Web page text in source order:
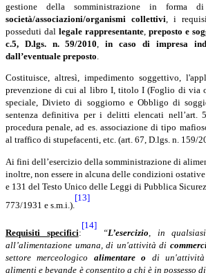
gestione della somministrazione in forma
società/associazioni/organismi collettivi , i
posseduti dal legale rappresentante preposto e
c.5, D.lgs. n. 59/2010 ,in caso di impresa
dall’eventuale preposto
Costituisce, altresì, impedimento soggettivo,
prevenzione di cui al libro I, titolo I (Foglio di via
speciale, Divieto di soggiorno e Obbligo di
sentenza definitiva per i delitti elencati nell’art.
procedura penale, ad es. associazione di tipo
al traffico di stupefacenti, etc. (art. 67, D.lgs. n. 159/
Ai fini dell’esercizio della somministrazione di
inoltre, non essere in alcuna delle condizioni
e 131 del Testo Unico delle Leggi di Pubblica
773/1931 e s.m.i.).
[13]
Requisiti specifici:
[14]
“L’esercizio, in
all’alimentazione umana, di un'attività di
settore merceologico alimentare o di
alimenti e bevande è consentito a chi è in possesso